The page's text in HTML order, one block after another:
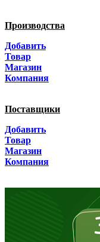
Производства
Добавить
Товар
Магазин
Компания
Поставщики
Добавить
Товар
Магазин
Компания